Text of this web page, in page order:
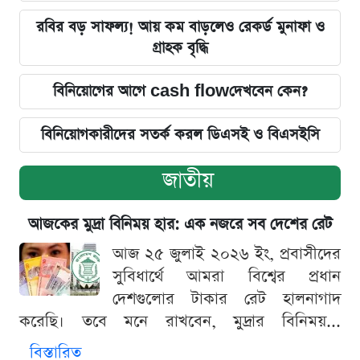
রবির বড় সাফল্য! আয় কম বাড়লেও রেকর্ড মুনাফা ও
গ্রাহক বৃদ্ধি
বিনিয়োগের আগে cash flowদেখবেন কেন?
বিনিয়োগকারীদের সতর্ক করল ডিএসই ও বিএসইসি
জাতীয়
আজকের মুদ্রা বিনিময় হার: এক নজরে সব দেশের রেট
আজ ২৫ জুলাই ২০২৬ ইং, প্রবাসীদের
সুবিধার্থে আমরা বিশ্বের প্রধান
দেশগুলোর টাকার রেট হালনাগাদ
করেছি। তবে মনে রাখবেন, মুদ্রার বিনিময়...
বিস্তারিত